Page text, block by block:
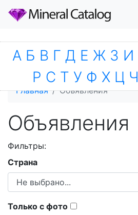
Главная Объявления
Объявления
Фильтры:
Страна
Только с фото
А Б В Г Д Е Ж З И
Р С Т У Ф Х Ц Ч